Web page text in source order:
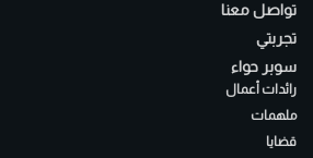
تواصل معنا
تجربتي
سوبر حواء
رائدات أعمال
ملهمات
قضايا